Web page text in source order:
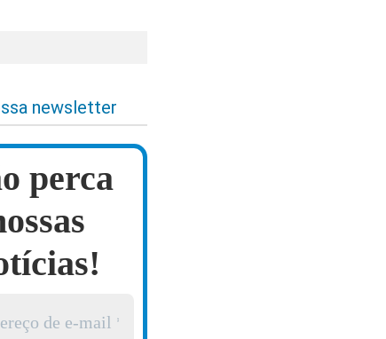
newsletter
perca